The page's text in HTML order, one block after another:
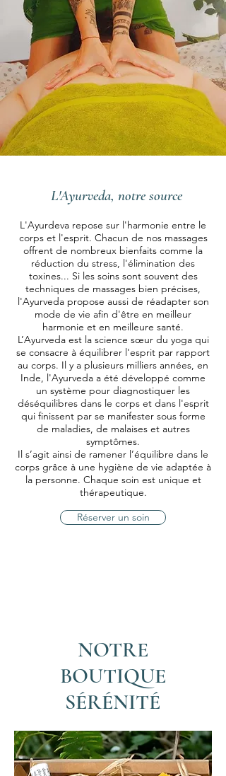
L'Ayurveda, notre source
L'Ayurdeva repose sur l'harmonie entre le
corps et l'esprit. Chacun de nos massages
offrent de nombreux bienfaits comme la
réduction du stress, l'élimination des
toxines... Si les soins sont souvent des
techniques de massages bien précises,
l'Ayurveda propose aussi de réadapter son
mode de vie afin d'être en meilleur
harmonie et en meilleure santé.
L’Ayurveda est la science sœur du yoga qui
se consacre à équilibrer l'esprit par rapport
au corps. Il y a plusieurs milliers années, en
Inde, l'Ayurveda a été développé comme
un système pour diagnostiquer les
déséquilibres dans le corps et dans l'esprit
qui finissent par se manifester sous forme
de maladies, de malaises et autres
symptômes.
Il s’agit ainsi de ramener l’équilibre dans le
corps grâce à une hygiène de vie adaptée à
la personne. Chaque soin est unique et
thérapeutique.
Réserver un soin
NOTRE
BOUTIQUE
SÉRÉNITÉ